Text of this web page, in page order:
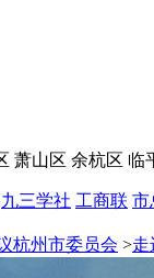
萧山区 余杭区 临
九三学社 工商联 市
杭州市委员会 >走